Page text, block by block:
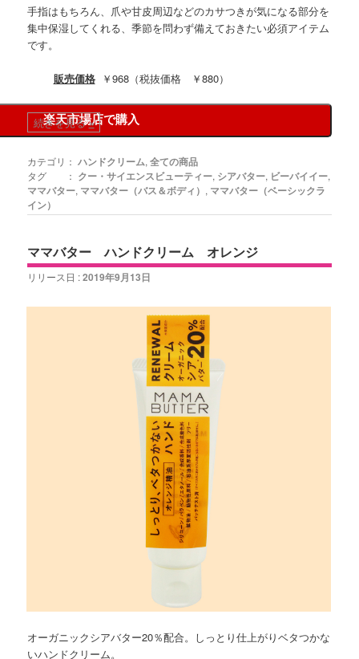
手指はもちろん、爪や甘皮周辺などのカサつきが気になる部分を
集中保湿してくれる、季節を問わず備えておきたい必須アイテム
です。
販売価格￥968（税抜価格 ￥880）
楽天市場店で購入
続きを見る»
カテゴリ： ハンドクリーム,全ての商品
タグ ： クー・サイエンスビューティー, シアバター, ビーバイイー,
ママバター, ママバター（バス＆ボディ） , ママバター（ベーシックラ
イン）
ママバター ハンドクリーム オレンジ
リリース日 :2019年9月13日
オーガニックシアバター20％配合。しっとり仕上がりベタつかな
いハンドクリーム。